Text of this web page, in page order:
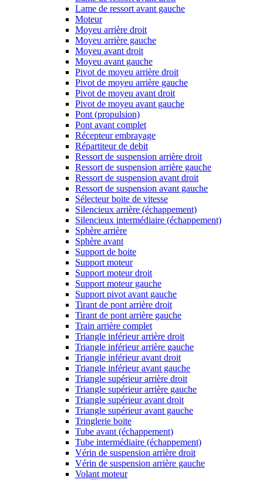
Lame de ressort avant gauche
Moteur
Moyeu arrière droit
Moyeu arrière gauche
Moyeu avant droit
Moyeu avant gauche
Pivot de moyeu arrière droit
Pivot de moyeu arrière gauche
Pivot de moyeu avant droit
Pivot de moyeu avant gauche
Pont (propulsion)
Pont avant complet
Récepteur embrayage
Répartiteur de debit
Ressort de suspension arrière droit
Ressort de suspension arrière gauche
Ressort de suspension avant droit
Ressort de suspension avant gauche
Sélecteur boite de vitesse
Silencieux arrière (échappement)
Silencieux intermédiaire (échappement)
Sphère arrière
Sphère avant
Support de boite
Support moteur
Support moteur droit
Support moteur gauche
Support pivot avant gauche
Tirant de pont arrière droit
Tirant de pont arrière gauche
Train arrière complet
Triangle inférieur arrière droit
Triangle inférieur arrière gauche
Triangle inférieur avant droit
Triangle inférieur avant gauche
Triangle supérieur arrière droit
Triangle supérieur arrière gauche
Triangle supérieur avant droit
Triangle supérieur avant gauche
Tringlerie boite
Tube avant (échappement)
Tube intermédiaire (échappement)
Vérin de suspension arrière droit
Vérin de suspension arrière gauche
Volant moteur